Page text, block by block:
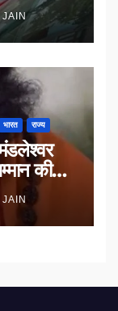
JAIN
भारत राज्य
की